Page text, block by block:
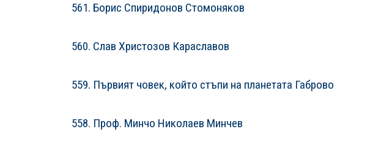
561. Борис Спиридонов Стомоняков
560. Слав Христозов Караславов
559. Първият човек, който стъпи на планетата Габрово
558. Проф. Минчо Николаев Минчев